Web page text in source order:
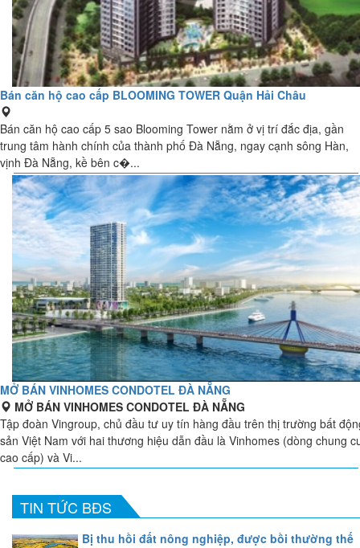
Bán căn hộ cao cấp BLOOMING TOWER Quận Hải Châu
Bán căn hộ cao cấp 5 sao Blooming Tower nằm ở vị trí đắc địa, gần
trung tâm hành chính của thành phố Đà Nẵng, ngay cạnh sông Hàn,
vịnh Đà Nẵng, kề bên c�...
MỞ BÁN VINHOMES CONDOTEL ĐÀ NẴNG
MỞ BÁN VINHOMES CONDOTEL ĐÀ NẴNG
Tập đoàn Vingroup, chủ đầu tư uy tín hàng đầu trên thị trường bất
sản Việt Nam với hai thương hiệu dẫn đầu là Vinhomes (dòng chung
cao cấp) và Vi...
TIN TỨC BĐS
Bị thu hồi đất nông nghiệp, được bồi thường thế